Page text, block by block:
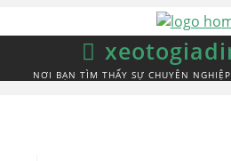
NƠI BẠN TÌM THẤY SỰ CHUYÊN